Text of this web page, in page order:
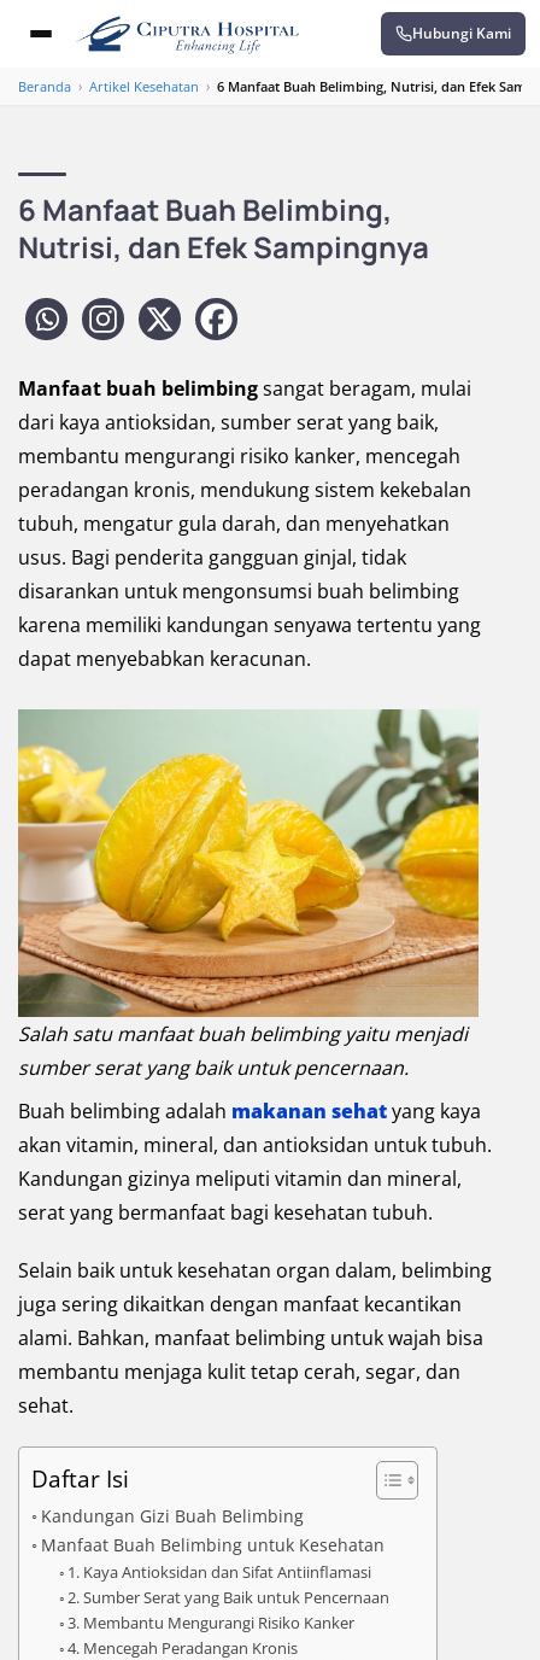
Hubungi Kami
Beranda › Artikel Kesehatan › 6 Manfaat Buah Belimbing, Nutrisi, dan Efek
6 Manfaat Buah Belimbing,
Nutrisi, dan Efek Sampingnya
Manfaat buah belimbingsangat beragam, mulai
dari kaya antioksidan, sumber serat yang baik,
membantu mengurangi risiko kanker, mencegah
peradangan kronis, mendukung sistem kekebalan
tubuh, mengatur gula darah, dan menyehatkan
usus. Bagi penderita gangguan ginjal, tidak
disarankan untuk mengonsumsi buah belimbing
karena memiliki kandungan senyawa tertentu yang
dapat menyebabkan keracunan.
Salah satu manfaat buah belimbing yaitu menjadi
sumber serat yang baik untuk pencernaan.
Buah belimbing adalah makanan sehatyang kaya
akan vitamin, mineral, dan antioksidan untuk tubuh.
Kandungan gizinya meliputi vitamin dan mineral,
serat yang bermanfaat bagi kesehatan tubuh.
Selain baik untuk kesehatan organ dalam, belimbing
juga sering dikaitkan dengan manfaat kecantikan
alami. Bahkan, manfaat belimbing untuk wajah bisa
membantu menjaga kulit tetap cerah, segar, dan
sehat.
Daftar Isi
Kandungan Gizi Buah Belimbing
Manfaat Buah Belimbing untuk Kesehatan
1. Kaya Antioksidan dan Sifat Antiinflamasi
2. Sumber Serat yang Baik untuk Pencernaan
3. Membantu Mengurangi Risiko Kanker
4. Mencegah Peradangan Kronis